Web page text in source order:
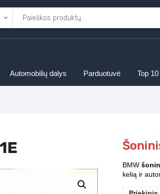
Automobilių dalys Parduotuvė Top 10
BMW
kelią ir